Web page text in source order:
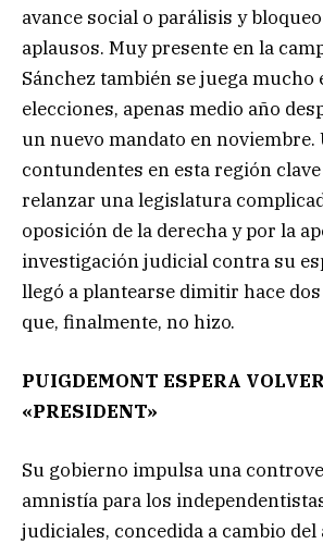
avance social o parálisis y
aplausos. Muy presente en la
Sánchez también se juega mucho
elecciones, apenas medio año
un nuevo mandato en noviembre.
contundentes en esta región
relanzar una legislatura
oposición de la derecha y por la
investigación judicial contra su
llegó a plantearse dimitir hace
que, finalmente, no hizo.
PUIGDEMONT ESPERA
«PRESIDENT»
Su gobierno impulsa una
amnistía para los
judiciales, concedida a cambio del